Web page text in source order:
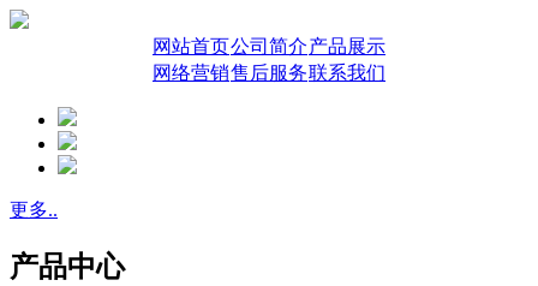
网站首页公司简介产品展示
网络营销售后服务联系我们
更多..
产品中心